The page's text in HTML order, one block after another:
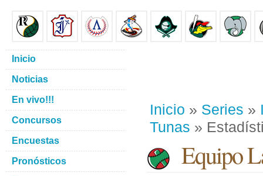
Inicio » Series »
Tunas »
Equipo
Inicio
Noticias
En vivo!!!
Concursos
Encuestas
Pronósticos